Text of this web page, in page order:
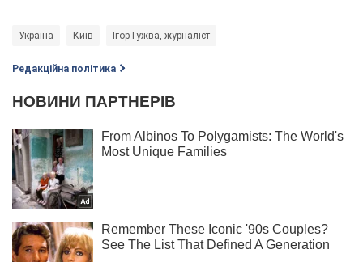
Україна Київ Ігор Гужва, журналіст
Редакційна політика